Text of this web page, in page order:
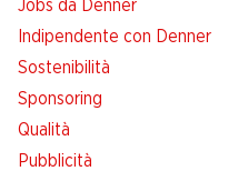
Jobs da Denner
Indipendente con Denner
Sostenibilità
Sponsoring
Qualità
Pubblicità